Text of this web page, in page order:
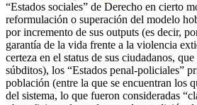
“Estados sociales” de Derecho en cierto
reformulación o superación del modelo
por incremento de sus outputs (es decir,
garantía de la vida frente a la violencia
certeza en el status de sus ciudadanos,
súbditos), los “Estados penal-policiales”
población (entre la que se encuentran los
del sistema, lo que fueron consideradas